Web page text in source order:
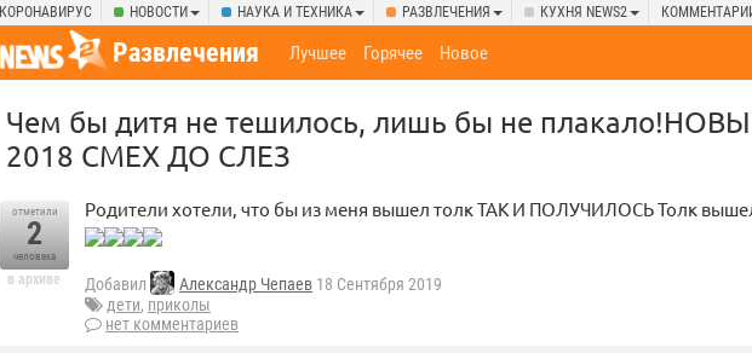
КОРОНАВИРУС НОВОСТИ НАУКА И ТЕХНИКА РАЗВЛЕЧЕНИЯ КУХНЯ NEWS2
Развлечения Лучшее Горячее Новое
Чем бы дитя не тешилось, лишь бы не
2018 СМЕХ ДО СЛЕЗ
отметили
2
человека
в архиве
Родители хотели, что бы из меня вышел толк ТАК И ПОЛУЧИЛОСЬ Толк
Добавил Александр Чепаев 18 Сентября 2019
дети, приколы
нет комментариев